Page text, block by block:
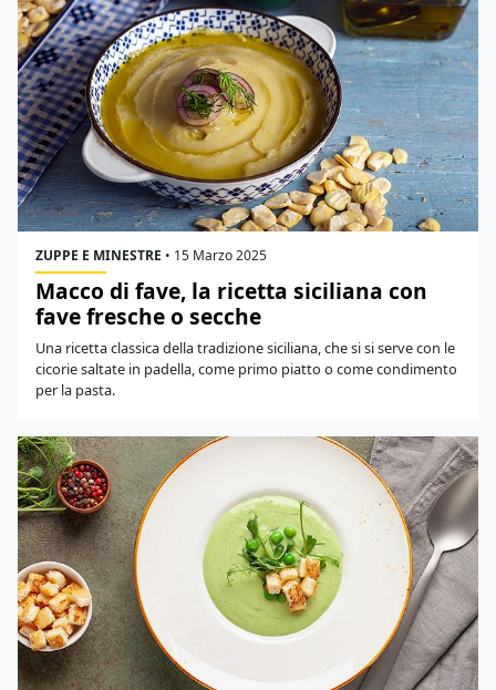
ZUPPE E MINESTRE • 15 Marzo 2025
Macco di fave, la ricetta siciliana con
fave fresche o secche
Una ricetta classica della tradizione siciliana, che si si serve con le
cicorie saltate in padella, come primo piatto o come condimento
per la pasta.